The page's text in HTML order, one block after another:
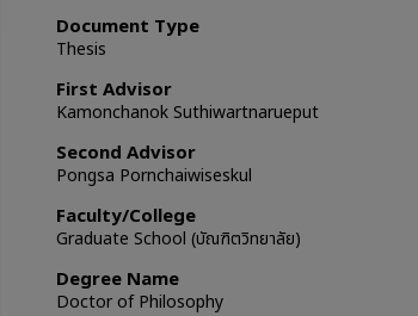
Document Type
Thesis
First Advisor
Kamonchanok Suthiwartnarueput
Second Advisor
Pongsa Pornchaiwiseskul
Faculty/College
Graduate School (บัณฑิตวิทยาลัย)
Degree Name
Doctor of Philosophy